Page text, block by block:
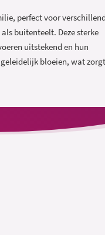
perfect voor
buitenteelt. Deze sterke
uitstekend en hun
bloeien, wat zorgt